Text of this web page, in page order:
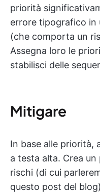
priorità
errore tipografico in
(che comporta un
Assegna loro le
stabilisci delle
Mitigare
In base alle priorità,
a testa alta. Crea
rischi (di cui
questo post del